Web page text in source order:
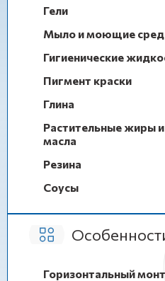
Гели
Мыло и моющие
Гигиенические
Пигмент краски
Глина
Растительные жиры
масла
Резина
Соусы
Горизонтальный